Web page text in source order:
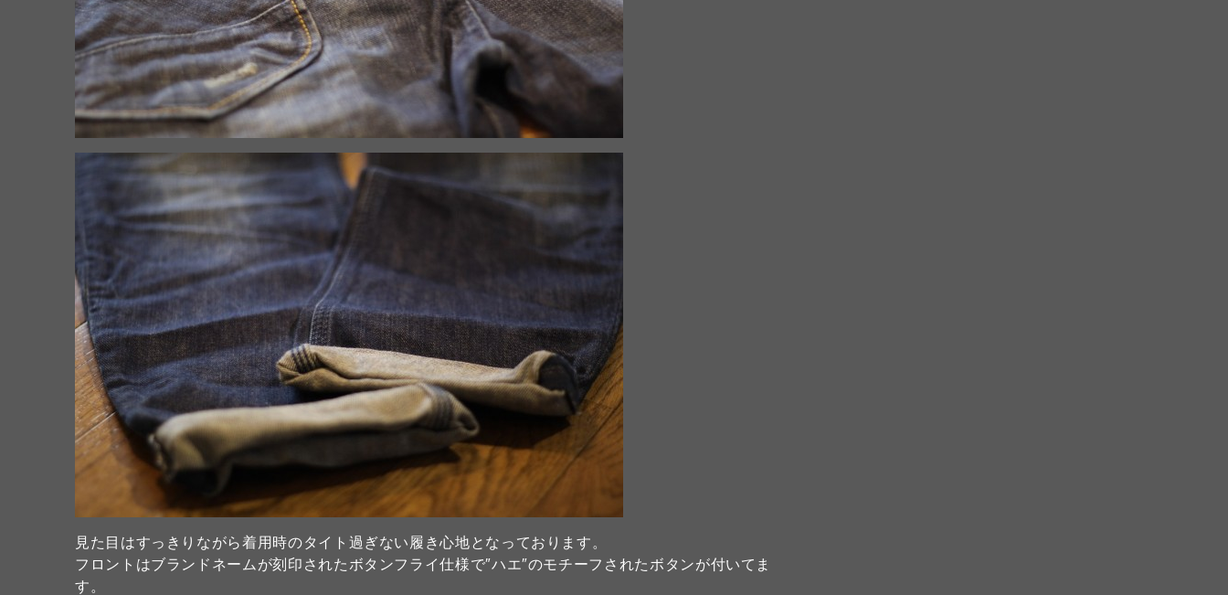
見た目はすっきりながら着用時のタイト過ぎない履き心地となっております。
フロントはブランドネームが刻印されたボタンフライ仕様で″ハエ″のモチーフされたボタンが付いてま
す。